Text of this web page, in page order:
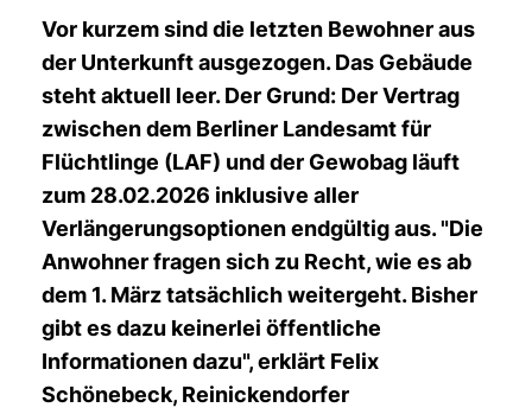
Vor kurzem sind die letzten Bewohner aus
der Unterkunft ausgezogen. Das Gebäude
steht aktuell leer. Der Grund: Der Vertrag
zwischen dem Berliner Landesamt für
Flüchtlinge (LAF) und der Gewobag läuft
zum 28.02.2026 inklusive aller
Verlängerungsoptionen endgültig aus. "Die
Anwohner fragen sich zu Recht, wie es ab
dem 1. März tatsächlich weitergeht. Bisher
gibt es dazu keinerlei öffentliche
Informationen dazu", erklärt Felix
Schönebeck, Reinickendorfer